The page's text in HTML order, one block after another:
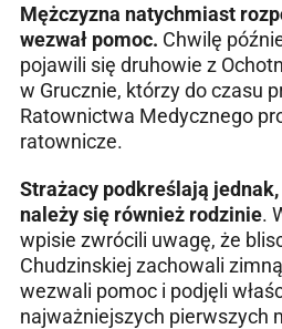
Mężczyzna natychmiast
wezwał pomoc. Chwilę
pojawili się druhowie z
w Grucznie, którzy do czasu
Ratownictwa Medycznego
ratownicze.
Strażacy podkreślają
należy się również rodzinie.
wpisie zwrócili uwagę, że
Chudzinskiej zachowali
wezwali pomoc i podjęli
najważniejszych pierwszych